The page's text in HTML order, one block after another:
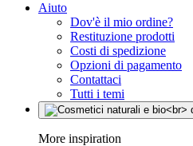
Aiuto
Dov'è il mio ordine?
Restituzione prodotti
Costi di spedizione
Opzioni di pagamento
Contattaci
Tutti i temi
More inspiration